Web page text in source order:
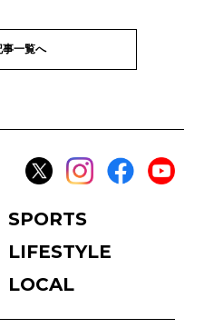
一覧へ
SPORTS
LIFESTYLE
LOCAL